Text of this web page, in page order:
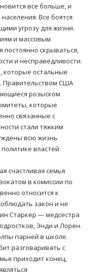
все больше, и
Все боятся
угрозу для жизни.
и массовым
скрываться,
и несправедливости.
которые остальные
Правительством США
розыском
которые
связанные с
стали тяжким
всю жизнь
властей.
счастливая семья
в комиссии по
относится к
закон и не
Старкер — медсестра
Энди и Лорен.
парней в школе.
разговаривать с
приходит конец,